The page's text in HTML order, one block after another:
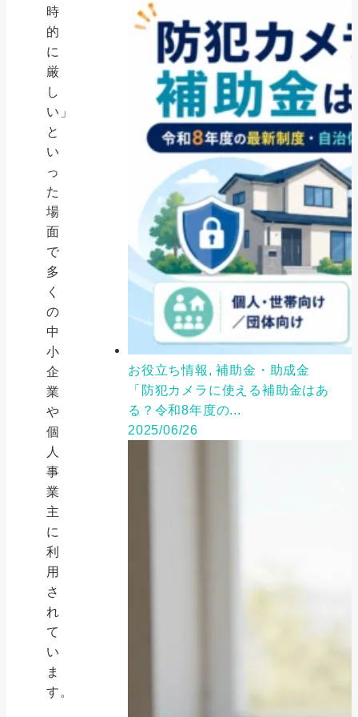
時
的
に
厳
し
い」
と
い
っ
た
場
面
で
多
く
の
中
小
企
業
や
個
人
事
業
主
に
利
用
さ
れ
て
い
ま
す。
お役立ち情報, 補助金・助成金
「防犯カメラに使える補助金はあ
る？令和8年度の...
2025/06/26